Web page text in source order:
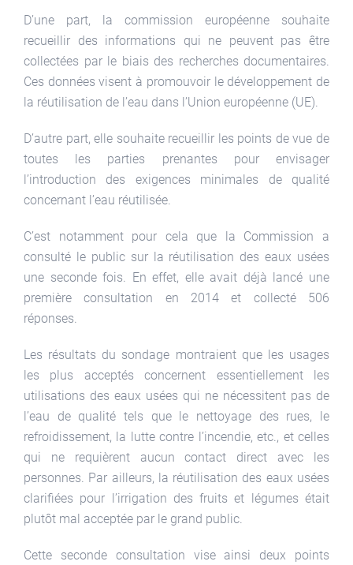
D’une part, la commission européenne souhaite
recueillir des informations qui ne peuvent pas être
collectées par le biais des recherches documentaires.
Ces données visent à promouvoir le développement de
la réutilisation de l’eau dans l’Union européenne (UE).
D’autre part, elle souhaite recueillir les points de vue de
toutes les parties prenantes pour envisager
l’introduction des exigences minimales de qualité
concernant l’eau réutilisée.
C’est notamment pour cela que la Commission a
consulté le public sur la réutilisation des eaux usées
une seconde fois. En effet, elle avait déjà lancé une
première consultation en 2014 et collecté 506
réponses.
Les résultats du sondage montraient que les usages
les plus acceptés concernent essentiellement les
utilisations des eaux usées qui ne nécessitent pas de
l’eau de qualité tels que le nettoyage des rues, le
refroidissement, la lutte contre l’incendie, etc., et celles
qui ne requièrent aucun contact direct avec les
personnes. Par ailleurs, la réutilisation des eaux usées
clarifiées pour l’irrigation des fruits et légumes était
plutôt mal acceptée par le grand public.
Cette seconde consultation vise ainsi deux points